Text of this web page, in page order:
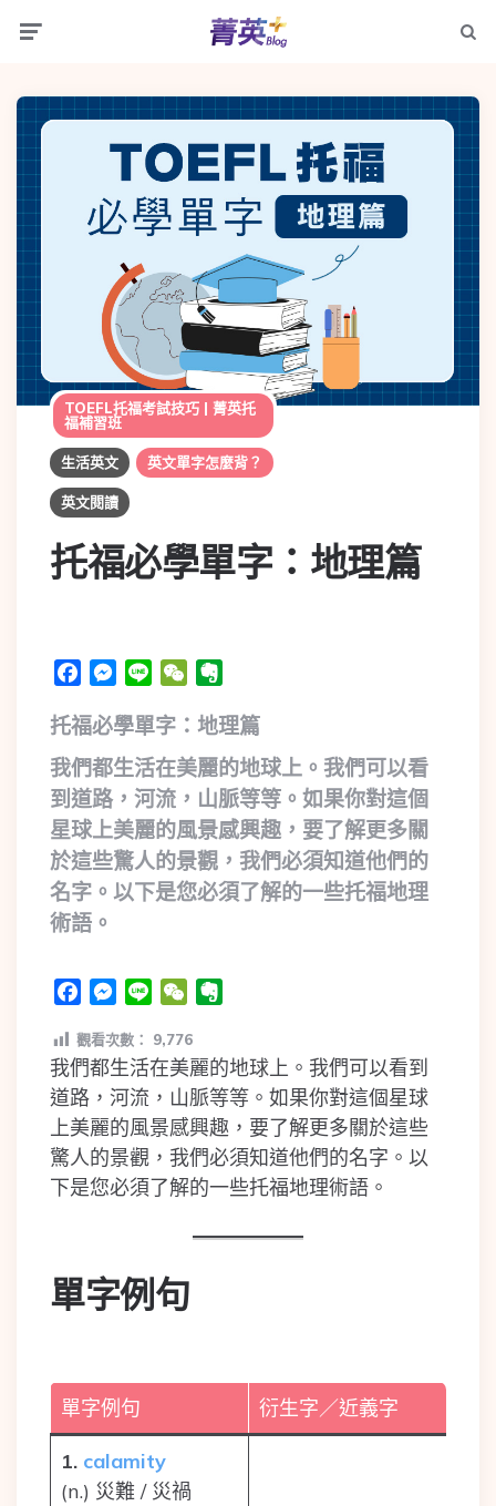
TOEFL托福考試技巧 | 菁英托
福補習班
生活英文 英文單字怎麼背？
英文閱讀
托福必學單字：地理篇
FacebookMessenger
Line WeChat
托福必學單字：地理篇
我們都生活在美麗的地球上。我們可以看
到道路，河流，山脈等等。如果你對這個
星球上美麗的風景感興趣，要了解更多關
於這些驚人的景觀，我們必須知道他們的
名字。以下是您必須了解的一些托福地理
術語。
FacebookMessenger
Line WeChat
觀看次數： 9,776
我們都生活在美麗的地球上。我們可以看到
道路，河流，山脈等等。如果你對這個星球
上美麗的風景感興趣，要了解更多關於這些
驚人的景觀，我們必須知道他們的名字。以
下是您必須了解的一些托福地理術語。
單字例句
單字例句 衍生字／近義字
1. calamity
(n.) 災難 / 災禍